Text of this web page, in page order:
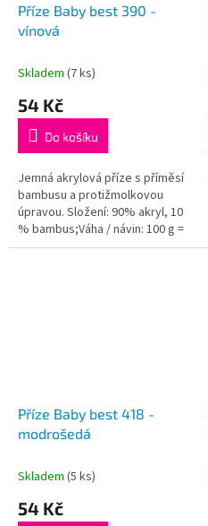
Příze Baby best 390 -
vínová
Skladem (7 ks)
54 Kč
Do košíku
Jemná akrylová příze s příměsí
bambusu a protižmolkovou
úpravou. Složení: 90% akryl, 10
% bambus;Váha / návin: 100 g =
240 m;Doporučená velikost
Příze Baby best 418 -
modrošedá
Skladem (5 ks)
54 Kč